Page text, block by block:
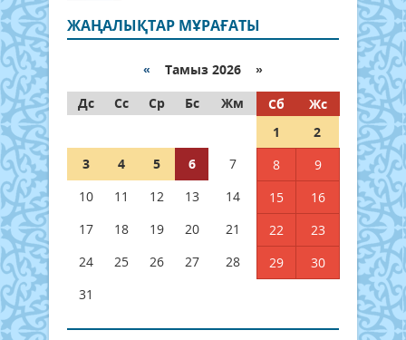
ЖАҢАЛЫҚТАР МҰРАҒАТЫ
« Тамыз 2026 »
Дс
Сс Ср Бс Жм Сб
Жс
1
2
3
4 5 6 7 8
9
10
11 12 13 14 15
16
17
18 19 20 21 22
23
24
25 26 27 28 29
30
31